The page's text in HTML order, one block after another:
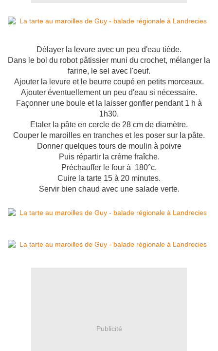
Délayer la levure avec un peu d'eau tiède.
Dans le bol du robot pâtissier muni du crochet, mélanger la
farine, le sel avec l'oeuf.
Ajouter la levure et le beurre coupé en petits morceaux.
Ajouter éventuellement un peu d'eau si nécessaire.
Façonner une boule et la laisser gonfler pendant 1 h à
1h30.
Etaler la pâte en cercle de 28 cm de diamètre.
Couper le maroilles en tranches et les poser sur la pâte.
Donner quelques tours de moulin à poivre
Puis répartir la crème fraîche.
Préchauffer le four à 180°c.
Cuire la tarte 15 à 20 minutes.
Servir bien chaud avec une salade verte.
Publicité